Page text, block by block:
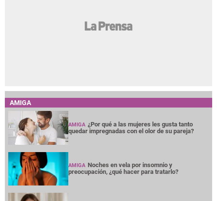
AMIGA
AMIGA ¿Por qué a las mujeres les gusta tanto
quedar impregnadas con el olor de su pareja?
AMIGA Noches en vela por insomnio y
preocupación, ¿qué hacer para tratarlo?